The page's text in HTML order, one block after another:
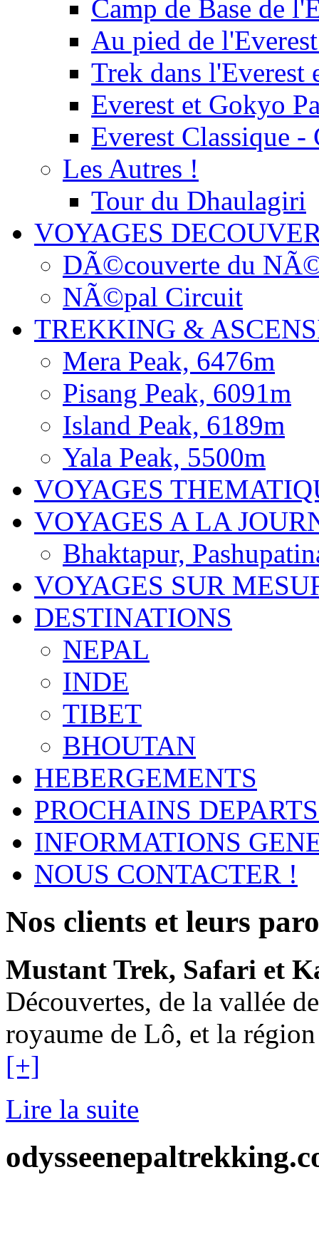
Camp de Base de
Au pied de
Trek dans l'Everest
Everest et Gokyo
Everest Classique
Les Autres !
Tour du Dhaulagiri
VOYAGES
DÃ©couverte du
NÃ©pal Circuit
TREKKING &
Mera Peak, 6476m
Pisang Peak, 6091m
Island Peak, 6189m
Yala Peak, 5500m
VOYAGES
VOYAGES A LA
Bhaktapur,
VOYAGES SUR
DESTINATIONS
NEPAL
INDE
TIBET
BHOUTAN
HEBERGEMENTS
PROCHAINS
INFORMATIONS
NOUS CONTACTER !
Nos clients et leurs
Mustant Trek, Safari et
Découvertes, de la vallée
royaume de Lô, et la
[+]
Lire la suite